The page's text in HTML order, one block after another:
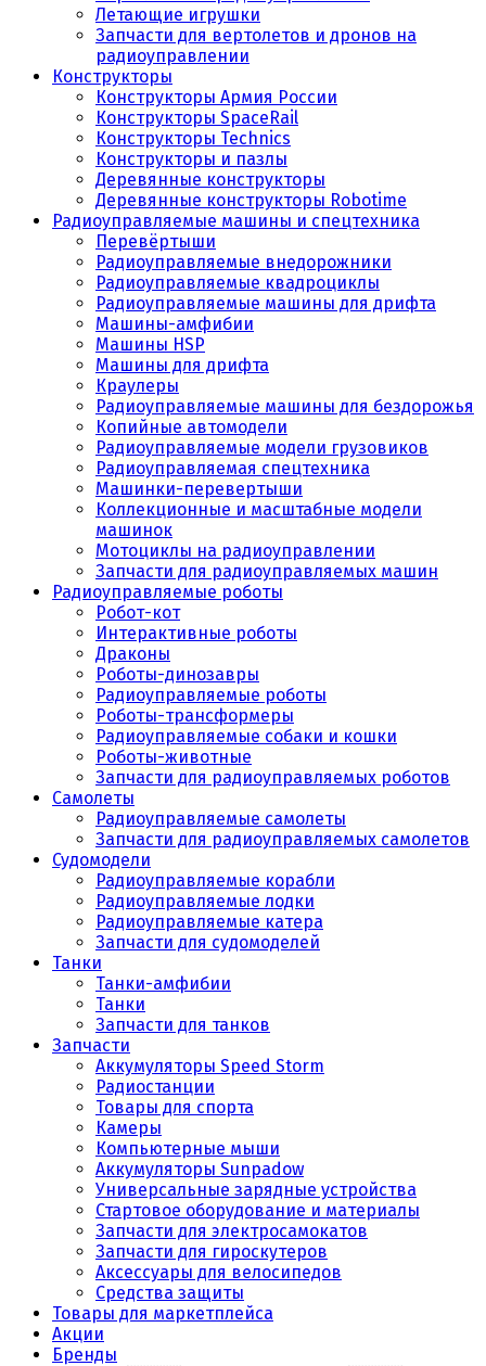
Летающие игрушки
Запчасти для вертолетов и дронов на
радиоуправлении
Конструкторы
Конструкторы Армия России
Конструкторы SpaceRail
Конструкторы Technics
Конструкторы и пазлы
Деревянные конструкторы
Деревянные конструкторы Robotime
Радиоуправляемые машины и спецтехника
Перевёртыши
Радиоуправляемые внедорожники
Радиоуправляемые квадроциклы
Радиоуправляемые машины для дрифта
Машины-амфибии
Машины HSP
Машины для дрифта
Краулеры
Радиоуправляемые машины для бездорожья
Копийные автомодели
Радиоуправляемые модели грузовиков
Радиоуправляемая спецтехника
Машинки-перевертыши
Коллекционные и масштабные модели
машинок
Мотоциклы на радиоуправлении
Запчасти для радиоуправляемых машин
Радиоуправляемые роботы
Робот-кот
Интерактивные роботы
Драконы
Роботы-динозавры
Радиоуправляемые роботы
Роботы-трансформеры
Радиоуправляемые собаки и кошки
Роботы-животные
Запчасти для радиоуправляемых роботов
Самолеты
Радиоуправляемые самолеты
Запчасти для радиоуправляемых самолетов
Судомодели
Радиоуправляемые корабли
Радиоуправляемые лодки
Радиоуправляемые катера
Запчасти для судомоделей
Танки
Танки-амфибии
Танки
Запчасти для танков
Запчасти
Аккумуляторы Speed Storm
Радиостанции
Товары для спорта
Камеры
Компьютерные мыши
Аккумуляторы Sunpadow
Универсальные зарядные устройства
Стартовое оборудование и материалы
Запчасти для электросамокатов
Запчасти для гироскутеров
Аксессуары для велосипедов
Средства защиты
Товары для маркетплейса
Акции
Бренды